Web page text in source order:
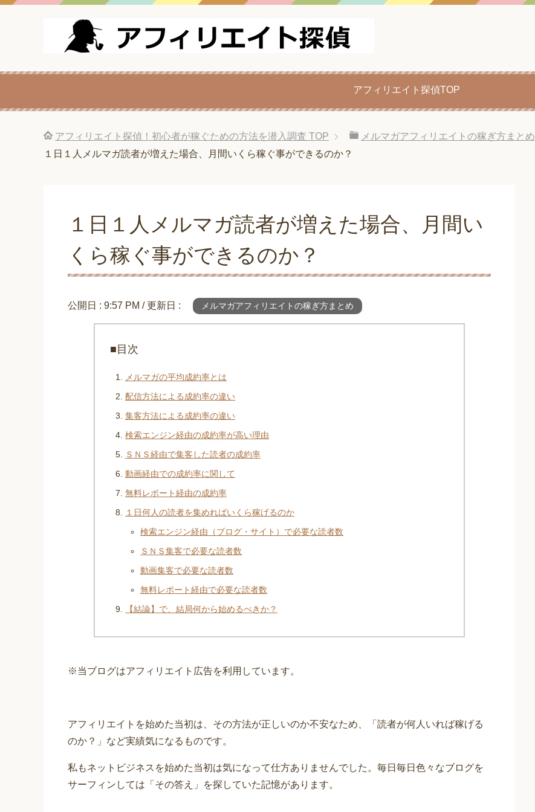
アフィリエイト探偵TOP
アフィリエイト探偵！初心者が稼ぐための方法を潜入調査 TOP
メルマガアフィリエイトの稼ぎ方まとめ
１日１人メルマガ読者が増えた場合、月間いくら稼ぐ事ができるのか？
１日１人メルマガ読者が増えた場合、月間い
くら稼ぐ事ができるのか？
公開日 : 9:57 PM / 更新日 : メルマガアフィリエイトの稼ぎ方まとめ
■目次
メルマガの平均成約率とは
配信方法による成約率の違い
集客方法による成約率の違い
検索エンジン経由の成約率が高い理由
ＳＮＳ経由で集客した読者の成約率
動画経由での成約率に関して
無料レポート経由の成約率
１日何人の読者を集めればいくら稼げるのか
検索エンジン経由（ブログ・サイト）で必要な読者数
ＳＮＳ集客で必要な読者数
動画集客で必要な読者数
無料レポート経由で必要な読者数
【結論】で、結局何から始めるべきか？
※当ブログはアフィリエイト広告を利用しています。
アフィリエイトを始めた当初は、その方法が正しいのか不安なため、「読者が何人いれば稼げる
のか？」など実績気になるものです。
私もネットビジネスを始めた当初は気になって仕方ありませんでした。毎日毎日色々なブログを
サーフィンしては「その答え」を探していた記憶があります。